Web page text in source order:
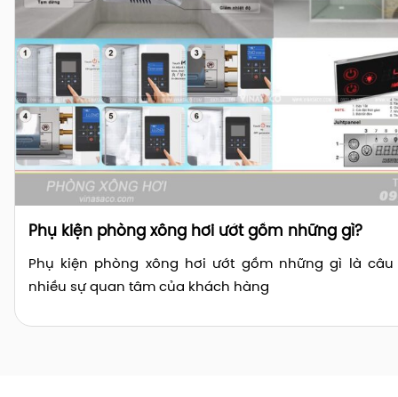
Phụ kiện phòng xông hơi ướt gồm những gì?
Phụ kiện phòng xông hơi ướt gồm những gì là
nhiều sự quan tâm của khách hàng